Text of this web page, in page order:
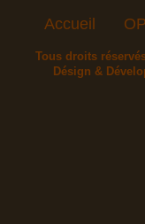
Accueil
Tous droits
Désign &